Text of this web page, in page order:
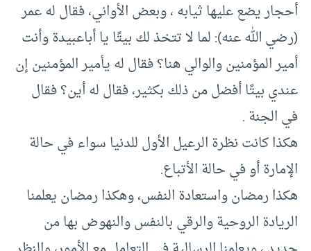
أحجار يضع عليها ثيابه ، وبعض الأواني، فقال له عمر
(رضي الله عنه): لما لا تتخذ لك بيتًا يا أباعبيدة وأنت
أمير المؤمنين والوالي هنا؟ فقال له يأمير المؤمنين إن
عندي بيتًا أفضل من ذلك بكثير، فقال له أين؟ فقال
في الجنة .
هكذا كانت نظرة الرعيل الأول للدنيا سواء في حالة
الإمارة أو في حالة الأتباع.
هكذا رمضان واستعادة النفس، وهكذا رمضان يعلمنا
الريادة الروحية والرقي بالنفس والنهوض بها من